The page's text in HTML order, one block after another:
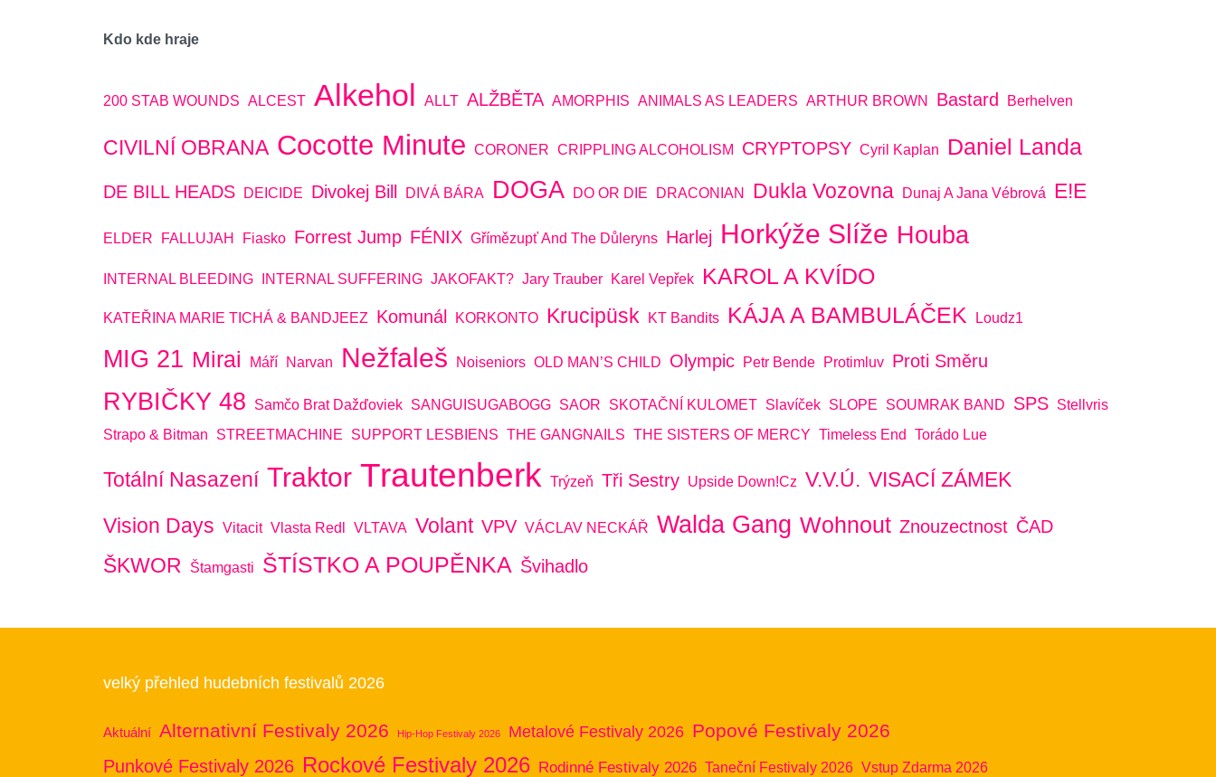
Kdo kde hraje
200 STAB WOUNDS ALCEST Alkehol ALLT ALŽBĚTA AMORPHIS ANIMALS AS LEADERS ARTHUR BROWN Bastard Berhelven
CIVILNÍ OBRANA Cocotte Minute CORONER CRIPPLING ALCOHOLISM CRYPTOPSY Cyril Kaplan Daniel Landa
DE BILL HEADS DEICIDE Divokej Bill DIVÁ BÁRA DOGA DO OR DIE DRACONIAN Dukla Vozovna Dunaj A Jana Vébrová E!E
ELDER FALLUJAH Fiasko Forrest Jump FÉNIX Gřímězupť And The Důleryns Harlej Horkýže Slíže Houba
INTERNAL BLEEDING INTERNAL SUFFERING JAKOFAKT? Jary Trauber Karel Vepřek KAROL A KVÍDO
KATEŘINA MARIE TICHÁ & BANDJEEZ Komunál KORKONTO Krucipüsk KT Bandits KÁJA A BAMBULÁČEK Loudz1
MIG 21 Mirai Máří Narvan Nežfaleš Noiseniors OLD MAN’S CHILD Olympic Petr Bende Protimluv Proti Směru
RYBIČKY 48 Samčo Brat Dažďoviek SANGUISUGABOGG SAOR SKOTAČNÍ KULOMET Slavíček SLOPE SOUMRAK BAND SPS Stellvris
Strapo & Bitman
STREETMACHINE SUPPORT LESBIENS THE GANGNAILS THE SISTERS OF MERCY Timeless End Torádo Lue
Totální Nasazení Traktor Trautenberk Trýzeň Tři Sestry Upside Down!cz V.V.Ú. VISACÍ ZÁMEK
Vision Days Vitacit Vlasta Redl VLTAVA Volant VPV VÁCLAV NECKÁŘ Walda Gang Wohnout Znouzectnost ČAD
ŠKWOR Štamgasti ŠTÍSTKO A POUPĚNKA Švihadlo
velký přehled hudebních festivalů 2026
Aktuální Alternativní Festivaly 2026 Hip-Hop Festivaly 2026 Metalové Festivaly 2026 Popové Festivaly 2026
Punkové Festivaly 2026 Rockové Festivaly 2026 Rodinné Festivaly 2026 Taneční Festivaly 2026 Vstup Zdarma 2026